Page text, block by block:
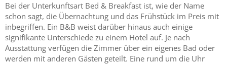
Bei der Unterkunftsart Bed & Breakfast ist, wie der Name
schon sagt, die Übernachtung und das Frühstück im Preis mit
inbegriffen. Ein B&B weist darüber hinaus auch einige
signifikante Unterschiede zu einem Hotel auf. Je nach
Ausstattung verfügen die Zimmer über ein eigenes Bad oder
werden mit anderen Gästen geteilt. Eine rund um die Uhr